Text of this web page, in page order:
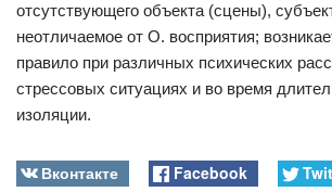
отсутствующего объекта (сцены),
неотличаемое от О. восприятия;
правило при различных психических
стрессовых ситуациях и во время
изоляции.
Вконтакте Facebook